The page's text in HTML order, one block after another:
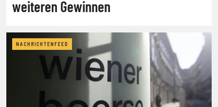
weiteren Gewinnen
NACHRICHTENFEED